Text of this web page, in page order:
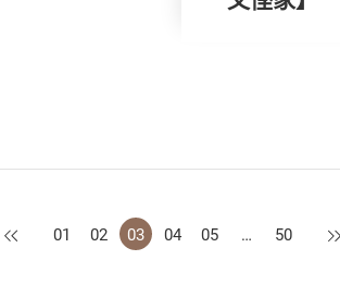
上一頁
01 02 03 04 05 … 50